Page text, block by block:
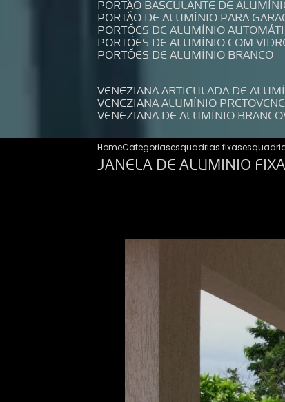
PORTÃO BASCULANTE DE
PORTÃO DE ALUMÍNIO PARA
PORTÕES DE ALUMÍNIO
PORTÕES DE ALUMÍNIO COM
PORTÕES DE ALUMÍNIO BRANCO
VENEZIANA ARTICULADA DE
VENEZIANA ALUMÍNIO PRETO
VENEZIANA DE ALUMÍNIO BRANCO
HomeCategoriasesquadrias fixas
JANELA DE ALUMINIO